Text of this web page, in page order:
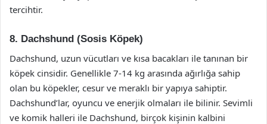
tercihtir.
8. Dachshund (Sosis Köpek)
Dachshund, uzun vücutları ve kısa bacakları ile tanınan bir
köpek cinsidir. Genellikle 7-14 kg arasında ağırlığa sahip
olan bu köpekler, cesur ve meraklı bir yapıya sahiptir.
Dachshund’lar, oyuncu ve enerjik olmaları ile bilinir. Sevimli
ve komik halleri ile Dachshund, birçok kişinin kalbini